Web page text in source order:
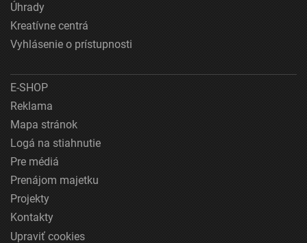
Úhrady
Kreatívne centrá
Vyhlásenie o prístupnosti
E-SHOP
Reklama
Mapa stránok
Logá na stiahnutie
Pre médiá
Prenájom majetku
Projekty
Kontakty
Upraviť cookies